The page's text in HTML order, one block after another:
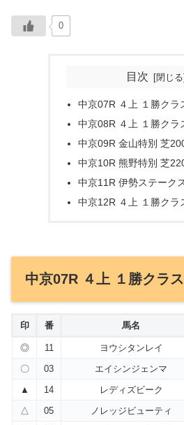
0
目次
中京07R ４上 １勝クラ
中京08R ４上 １勝クラ
中京09R 金山特別 芝
中京10R 熊野特別 芝
中京11R 伊勢ステーク
中京12R ４上 １勝クラ
中京07R ４上 １勝クラ
印 番 馬名
◎ 11 ヨウシタンレイ
〇
03 エイシンジェンマ
▲
14 レディズビーク
△
05 ノレッジビューティ